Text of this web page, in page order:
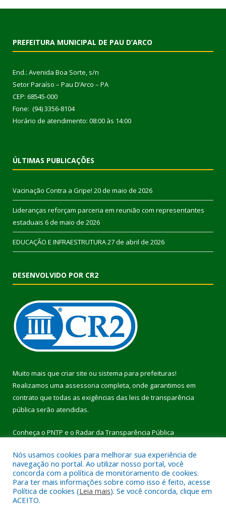
PREFEITURA MUNICIPAL DE PAU D’ARCO
End.: Avenida Boa Sorte, s/n
Setor Paraíso – Pau D’Arco – PA
CEP: 68545-000
Fone: (94) 3356-8104
Horário de atendimento: 08:00 às 14:00
ÚLTIMAS PUBLICAÇÕES
Vacinação Contra a Gripe! 20 de maio de 2026
Lideranças reforçam parceria em reunião com representantes
estaduais 6 de maio de 2026
EDUCAÇÃO E INFRAESTRUTURA27 de abril de 2026
DESENVOLVIDO POR CR2
Muito mais que criar site ou sistema para prefeituras!
Realizamos uma assessoria completa, onde garantimos em
contrato que todas as exigências das leis de transparência
pública serão atendidas.
Conheça o PNTP e o Radar da Transparência Pública
Todos os direitos reservados a Prefeitura Municipal de Pau
D’Arco.
Nós usamos cookies para melhorar sua experiência de
navegação no portal. Ao utilizar nosso portal, você
concorda com a política de monitoramento de cookies.
Para ter mais informações sobre como isso é feito, acesse
Política de cookies (Leia mais). Se você concorda, clique em
ACEITO.